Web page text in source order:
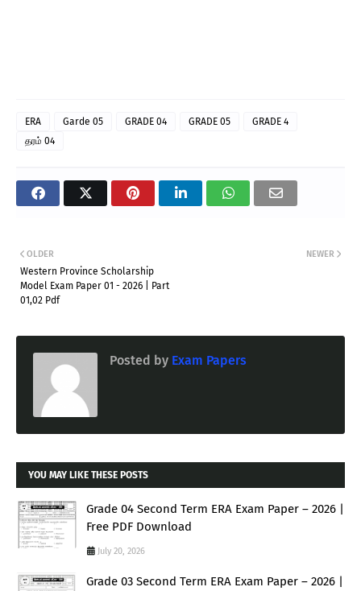
ERA Garde 05 GRADE 04 GRADE 05
GRADE 4
தரம் 04
NEWER
OLDER
Western Province Scholarship
Model Exam Paper 01 - 2026 | Part
01,02 Pdf
Posted by Exam Papers
YOU MAY LIKE THESE POSTS
Grade 04 Second Term ERA Exam Paper – 2026 |
Free PDF Download
July 20, 2026
Grade 03 Second Term ERA Exam Paper – 2026 |